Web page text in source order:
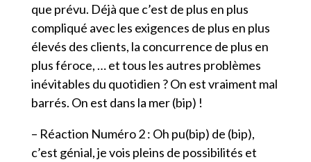
que prévu. Déjà que c’est de plus en plus
compliqué avec les exigences de plus en plus
élevés des clients, la concurrence de plus en
plus féroce, … et tous les autres problèmes
inévitables du quotidien ? On est vraiment mal
barrés. On est dans la mer (bip) !
– Réaction Numéro 2 : Oh pu(bip) de (bip),
c’est génial, je vois pleins de possibilités et